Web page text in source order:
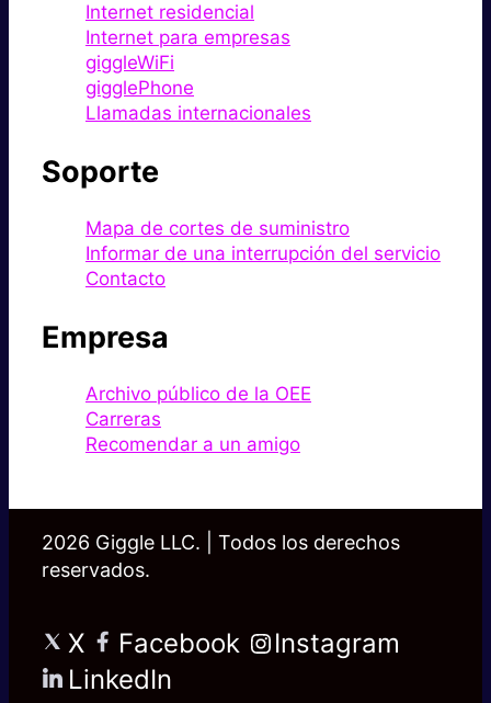
Internet residencial
Internet para empresas
giggleWiFi
gigglePhone
Llamadas internacionales
Soporte
Mapa de cortes de suministro
Informar de una interrupción del servicio
Contacto
Empresa
Archivo público de la OEE
Carreras
Recomendar a un amigo
2026 Giggle LLC. | Todos los derechos
reservados.
X Facebook
Instagram
LinkedIn